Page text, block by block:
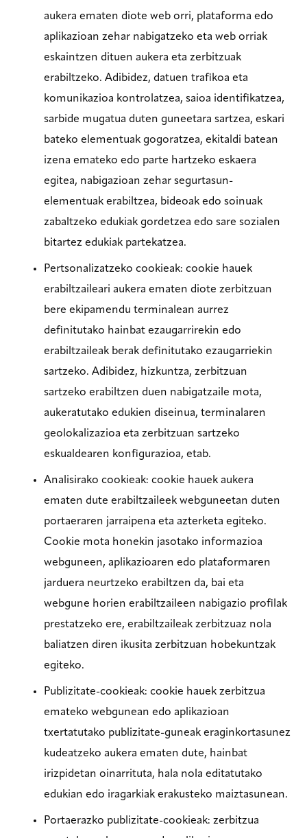
aukera ematen diote web orri, plataforma edo
aplikazioan zehar nabigatzeko eta web orriak
eskaintzen dituen aukera eta zerbitzuak
erabiltzeko. Adibidez, datuen trafikoa eta
komunikazioa kontrolatzea, saioa identifikatzea,
sarbide mugatua duten guneetara sartzea, eskari
bateko elementuak gogoratzea, ekitaldi batean
izena emateko edo parte hartzeko eskaera
egitea, nabigazioan zehar segurtasun-
elementuak erabiltzea, bideoak edo soinuak
zabaltzeko edukiak gordetzea edo sare sozialen
bitartez edukiak partekatzea.
Pertsonalizatzeko cookieak: cookie hauek
erabiltzaileari aukera ematen diote zerbitzuan
bere ekipamendu terminalean aurrez
definitutako hainbat ezaugarrirekin edo
erabiltzaileak berak definitutako ezaugarriekin
sartzeko. Adibidez, hizkuntza, zerbitzuan
sartzeko erabiltzen duen nabigatzaile mota,
aukeratutako edukien diseinua, terminalaren
geolokalizazioa eta zerbitzuan sartzeko
eskualdearen konfigurazioa, etab.
Analisirako cookieak: cookie hauek aukera
ematen dute erabiltzaileek webguneetan duten
portaeraren jarraipena eta azterketa egiteko.
Cookie mota honekin jasotako informazioa
webguneen, aplikazioaren edo plataformaren
jarduera neurtzeko erabiltzen da, bai eta
webgune horien erabiltzaileen nabigazio profilak
prestatzeko ere, erabiltzaileak zerbitzuaz nola
baliatzen diren ikusita zerbitzuan hobekuntzak
egiteko.
Publizitate-cookieak: cookie hauek zerbitzua
emateko webgunean edo aplikazioan
txertatutako publizitate-guneak eraginkortasunez
kudeatzeko aukera ematen dute, hainbat
irizpidetan oinarrituta, hala nola editatutako
edukian edo iragarkiak erakusteko maiztasunean.
Portaerazko publizitate-cookieak: zerbitzua